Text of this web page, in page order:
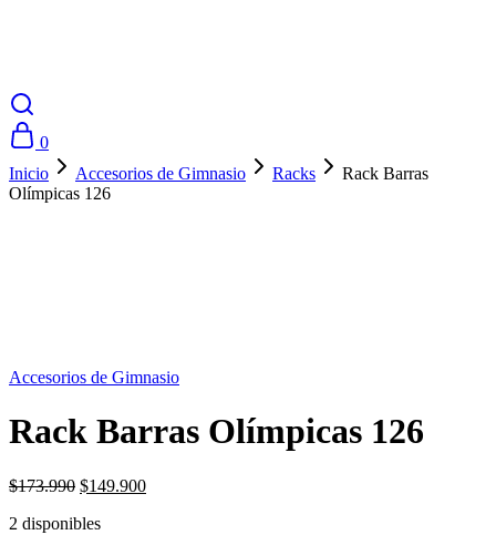
0
Inicio
Accesorios de Gimnasio Racks
Rack Barras
Olímpicas 126
Accesorios de Gimnasio
Rack Barras Olímpicas 126
$173.990 El
original
$149.900El
2 disponibles